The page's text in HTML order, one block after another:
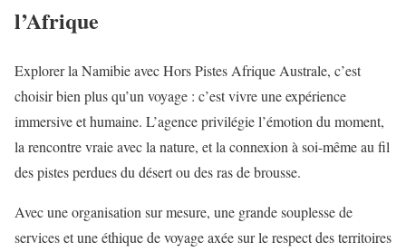
l’Afrique
Explorer la Namibie avec Hors Pistes Afrique Australe, c’est
choisir bien plus qu’un voyage : c’est vivre une expérience
immersive et humaine. L’agence privilégie l’émotion du moment,
la rencontre vraie avec la nature, et la connexion à soi-même au fil
des pistes perdues du désert ou des ras de brousse.
Avec une organisation sur mesure, une grande souplesse de
services et une éthique de voyage axée sur le respect des territoires